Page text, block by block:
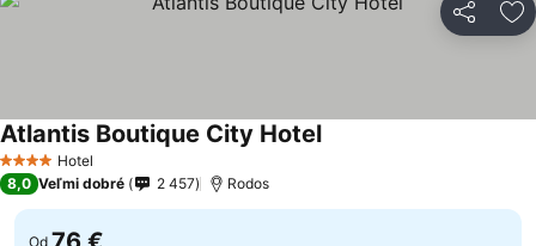
Zdieľať
4 Počet hviezdičiek
Hotel
Atlantis Boutique City Hotel
8,0 Veľmi dobré 2 457 Rodos
Od